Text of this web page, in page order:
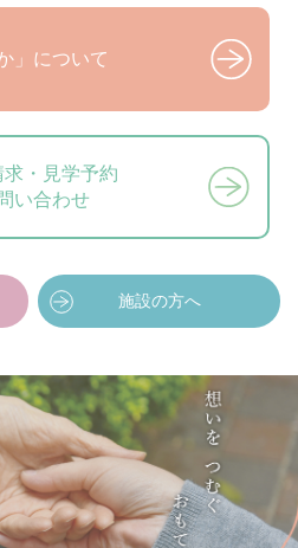
」について
求・見学予約
い合わせ
施設の方へ